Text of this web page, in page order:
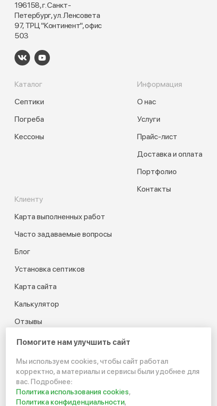
196158, г. Санкт-
Петербург, ул. Ленсовета
97, ТРЦ "Континент", офис
503
Каталог
Септики
Погреба
Кессоны
Информация
О нас
Услуги
Прайс-лист
Доставка и оплата
Портфолио
Контакты
Клиенту
Карта выполненных работ
Часто задаваемые вопросы
Блог
Установка септиков
Карта сайта
Калькулятор
Отзывы
© 2012-2026 Канализация
в частном доме и на даче
Политика конфиденциальности
Помогите нам улучшить сайт
Мы используем cookies, чтобы сайт работал
корректно, а материалы и сервисы были удобнее для
вас. Подробнее:
Политика использования cookies,
Политика конфиденциальности,